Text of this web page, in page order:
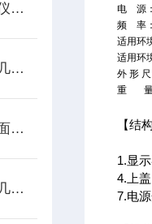
别小看这台全自动脱气振荡仪！它的应用版图，远超你的想象
全自动脱气振荡仪：做好这几点保养，设备稳跑不“闹脾气”
全自动脱气振荡仪在操作方面，你有什么不了解的吗？
全自动脱气振荡仪有着以下几大技术特点
电 源
频 率
适用环
适用环
外 形
重 量
【结
1.显
4.上
7.电